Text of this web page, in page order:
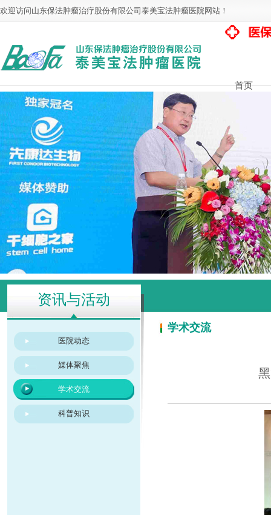
欢迎访问山东保法肿瘤治疗股份有限公司泰美宝法肿瘤医院网站！
首页
资讯与活动
医院动态
媒体聚焦
学术交流
科普知识
学术交流